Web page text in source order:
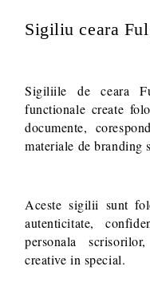
Va multumim! Veti fi
suplimentare necesare
Sigiliu ceara
Sigiliile de ceara
functionale create
documente,
materiale de branding
Aceste sigilii sunt
autenticitate,
personala
creative in special.